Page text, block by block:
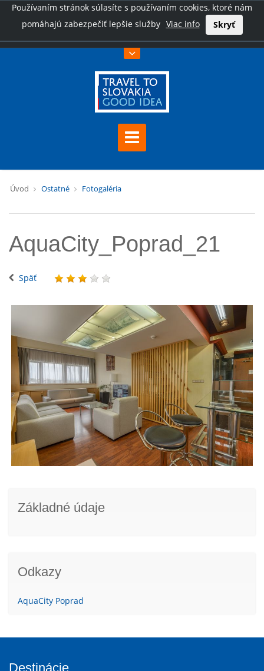
Používaním stránok súlasíte s používaním cookies, ktoré nám
pomáhajú zabezpečiť lepšie služby Viac info Skryť
Úvod Ostatné Fotogaléria
AquaCity_Poprad_21
Späť
Základné údaje
Odkazy
AquaCity Poprad
Destinácie